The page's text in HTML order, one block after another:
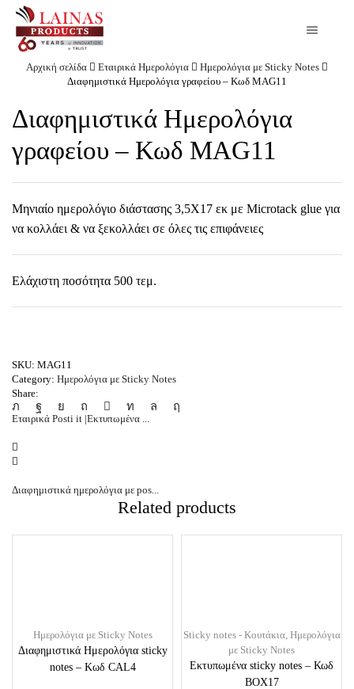
Αρχική σελίδα Εταιρικά Ημερολόγια
Ημερολόγια με Sticky Notes
Διαφημιστικά Ημερολόγια γραφείου – Κωδ MAG11
Διαφημιστικά Ημερολόγια
γραφείου – Κωδ MAG11
Μηνιαίο ημερολόγιο διάστασης 3,5Χ17 εκ με Microtack glue για
να κολλάει & να ξεκολλάει σε όλες τις επιφάνειες
Ελάχιστη ποσότητα 500 τεμ.
SKU: MAG11
Category: Ημερολόγια με Sticky Notes
Share:
Εταιρικά Posti it |Εκτυπωμένα ...
Διαφημιστικά ημερολόγια με pos...
Related products
Ημερολόγια με Sticky Notes
Διαφημιστικά Ημερολόγια sticky
notes – Kωδ CAL4
Sticky notes - Κουτάκια, Ημερολόγια
με Sticky Notes
Εκτυπωμένα sticky notes – Κωδ
BOX17